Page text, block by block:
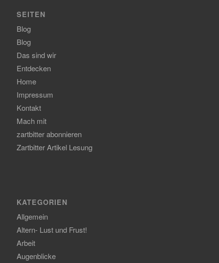
SEITEN
Blog
Blog
Das sind wir
Entdecken
Home
Impressum
Kontakt
Mach mit
zartbitter abonnieren
Zartbitter Artikel Lesung
KATEGORIEN
Allgemein
Altern- Lust und Frust!
Arbeit
Augenblicke